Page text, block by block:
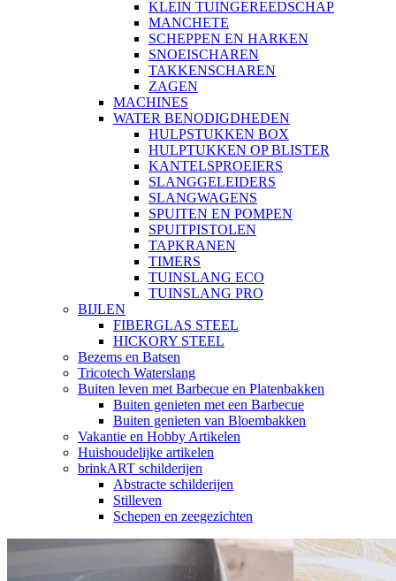
KLEIN TUINGEREEDSCHAP
MANCHETE
SCHEPPEN EN HARKEN
SNOEISCHAREN
TAKKENSCHAREN
ZAGEN
MACHINES
WATER BENODIGDHEDEN
HULPSTUKKEN BOX
HULPTUKKEN OP BLISTER
KANTELSPROEIERS
SLANGGELEIDERS
SLANGWAGENS
SPUITEN EN POMPEN
SPUITPISTOLEN
TAPKRANEN
TIMERS
TUINSLANG ECO
TUINSLANG PRO
BIJLEN
FIBERGLAS STEEL
HICKORY STEEL
Bezems en Batsen
Tricotech Waterslang
Buiten leven met Barbecue en Platenbakken
Buiten genieten met een Barbecue
Buiten genieten van Bloembakken
Vakantie en Hobby Artikelen
Huishoudelijke artikelen
brinkART schilderijen
Abstracte schilderijen
Stilleven
Schepen en zeegezichten